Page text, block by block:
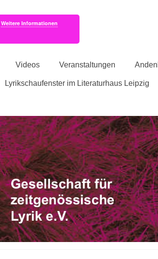
Videos Veranstaltungen
Lyrikschaufenster im Literaturhaus Leipzig
Weitere Informationen